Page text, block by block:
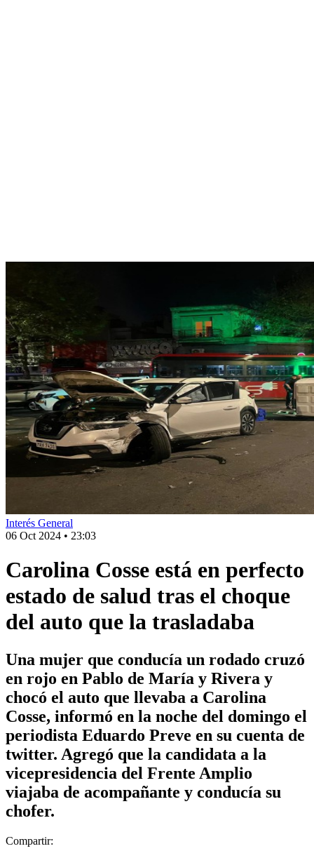
Interés General
06 Oct 2024 • 23:03
Carolina Cosse está en perfecto
estado de salud tras el choque
del auto que la trasladaba
Una mujer que conducía un rodado cruzó
en rojo en Pablo de María y Rivera y
chocó el auto que llevaba a Carolina
Cosse, informó en la noche del domingo el
periodista Eduardo Preve en su cuenta de
twitter. Agregó que la candidata a la
vicepresidencia del Frente Amplio
viajaba de acompañante y conducía su
chofer.
Compartir: